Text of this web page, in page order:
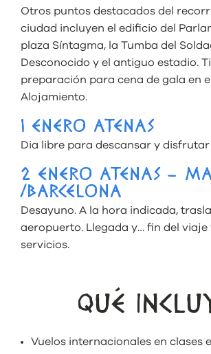
Otros puntos destacados del
ciudad incluyen el edificio del
plaza Síntagma, la Tumba del
Desconocido y el antiguo estadio.
preparación para cena de gala en
Alojamiento.
1 ENERO ATENAS
Dia libre para descansar y disfrutar
2 ENERO ATENAS –
/BARCELONA
Desayuno. A la hora indicada,
aeropuerto. Llegada y… fin del viaje
servicios.
QUÉ
Vuelos internacionales en clases